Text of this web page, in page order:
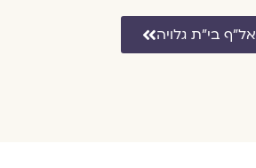
אל״ף בי״ת גלויה